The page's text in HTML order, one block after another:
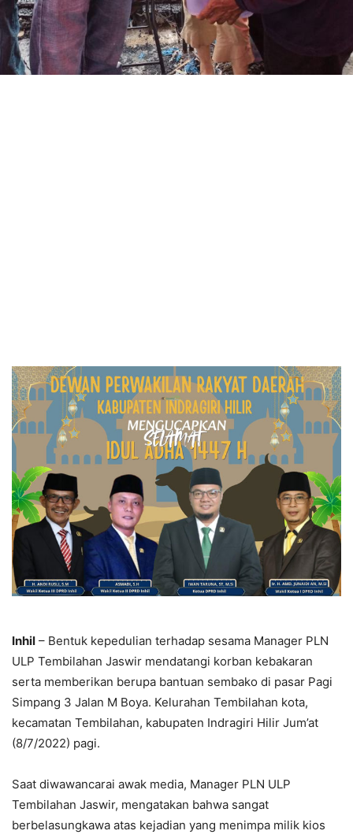
Inhil – Bentuk kepedulian terhadap sesama Manager PLN
ULP Tembilahan Jaswir mendatangi korban kebakaran
serta memberikan berupa bantuan sembako di pasar Pagi
Simpang 3 Jalan M Boya. Kelurahan Tembilahan kota,
kecamatan Tembilahan, kabupaten Indragiri Hilir Jum’at
(8/7/2022) pagi.
Saat diwawancarai awak media, Manager PLN ULP
Tembilahan Jaswir, mengatakan bahwa sangat
berbelasungkawa atas kejadian yang menimpa milik kios